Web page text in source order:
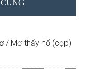
/ Mơ thấy hổ (cọp)